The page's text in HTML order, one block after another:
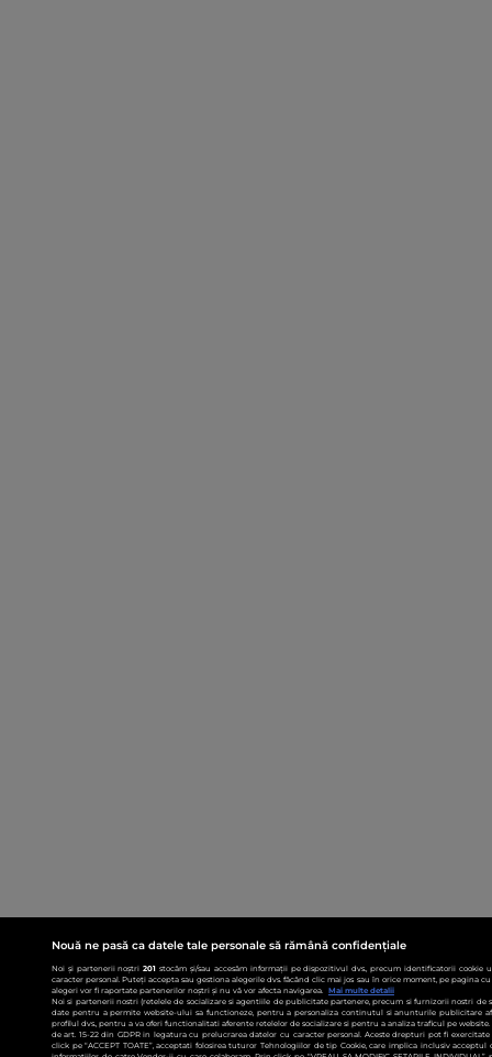
Nouă ne pasă ca datele tale personale să rămână confidențiale
Noi și partenerii noștri201 stocăm și/sau accesăm informații pe dispozitivul dvs., precum identificatorii
caracter personal. Puteți accepta sau gestiona alegerile dvs. făcând clic mai jos sau în orice moment, pe pagina
alegeri vor fi raportate partenerilor noștri și nu vă vor afecta navigarea.
Mai multe detalii
Noi si partenerii nostri (retelele de socializare si agentiile de publicitate partenere, precum si furnizorii nostri de
date pentru a permite website-ului sa functioneze, pentru a personaliza continutul si anunturile publicitare
profilul dvs., pentru a va oferi functionalitati aferente retelelor de socializare si pentru a analiza traficul pe
de art. 15-22 din GDPR in legatura cu prelucrarea datelor cu caracter personal. Aceste drepturi pot fi
click pe “ACCEPT TOATE”, acceptati folosirea tuturor Tehnologiilor de tip Cookie, care implica inclusiv acceptul